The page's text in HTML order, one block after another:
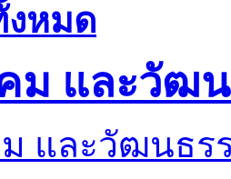
งหมด
ม และวัฒ